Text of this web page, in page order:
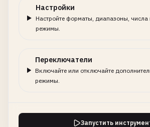
Настройки
Настройте форматы, диапазоны, числа
режимы.
Переключатели
Включайте или отключайте
режимы.
Запустить